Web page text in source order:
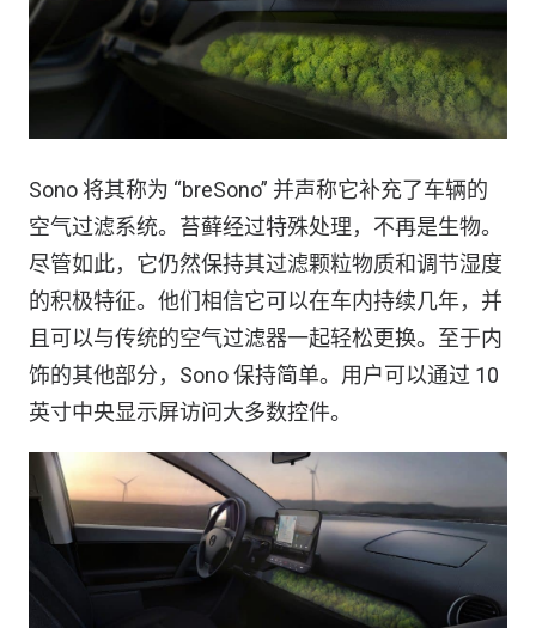
Sono 将其称为 “breSono” 并声称它补充了车辆的
空气过滤系统。苔藓经过特殊处理，不再是生物。
尽管如此，它仍然保持其过滤颗粒物质和调节湿度
的积极特征。他们相信它可以在车内持续几年，并
且可以与传统的空气过滤器一起轻松更换。至于内
饰的其他部分，Sono 保持简单。用户可以通过 10
英寸中央显示屏访问大多数控件。